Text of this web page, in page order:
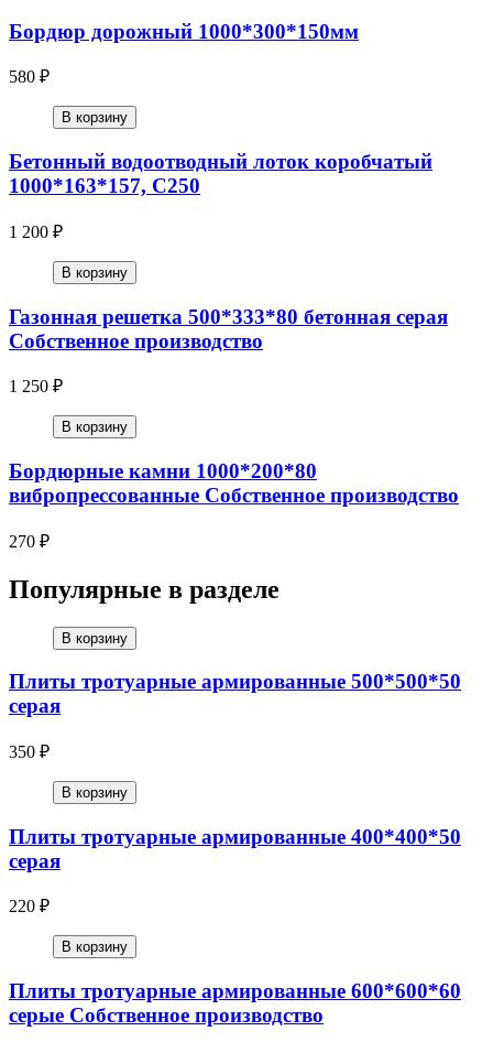
Бордюр дорожный 1000*300*150мм
580 ₽
В корзину
Бетонный водоотводный лоток коробчатый
1000*163*157, С250
1 200 ₽
В корзину
Газонная решетка 500*333*80 бетонная серая
Собственное производство
1 250 ₽
В корзину
Бордюрные камни 1000*200*80
вибропрессованные Собственное производство
270 ₽
Популярные в разделе
В корзину
Плиты тротуарные армированные 500*500*50
серая
350 ₽
В корзину
Плиты тротуарные армированные 400*400*50
серая
220 ₽
В корзину
Плиты тротуарные армированные 600*600*60
серые Собственное производство